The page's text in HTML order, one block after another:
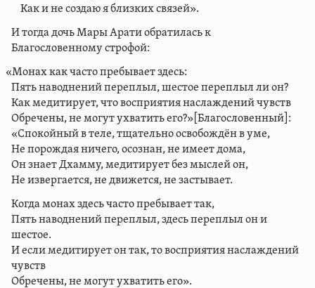
Как и не создаю я близких связей».
И тогда дочь Мары Арати обратилась к
Благословенному строфой:
«Монах как часто пребывает здесь:
Пять наводнений переплыл, шестое переплыл ли он?
Как медитирует, что восприятия наслаждений чувств
Обречены, не могут ухватить его?»[Благословенный]:
«Спокойный в теле, тщательно освобождён в уме,
Не порождая ничего, осознан, не имеет дома,
Он знает Дхамму, медитирует без мыслей он,
Не извергается, не движется, не застывает.
Когда монах здесь часто пребывает так,
Пять наводнений переплыл, здесь переплыл он и
шестое.
И если медитирует он так, то восприятия наслаждений
чувств
Обречены, не могут ухватить его».